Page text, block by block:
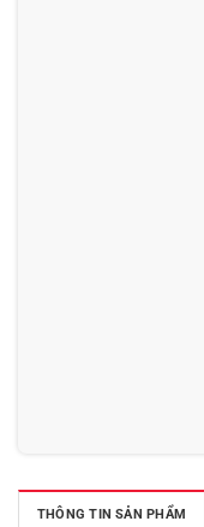
THÔNG TIN SẢN PHẨM